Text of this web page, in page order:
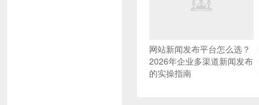
网站新闻发布平台怎么选？
2026年企业多渠道新闻发布
的实操指南